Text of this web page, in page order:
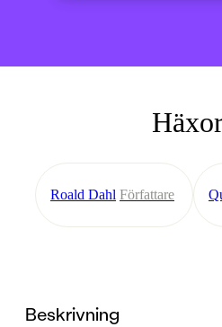
Roald Dahl Författare
Beskrivning